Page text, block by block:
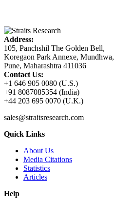
Address:
105, Panchshil The Golden Bell,
Koregaon Park Annexe, Mundhwa,
Pune, Maharashtra 411036
Contact Us:
+1 646 905 0080 (U.S.)
+91 8087085354 (India)
+44 203 695 0070 (U.K.)
sales@straitsresearch.com
Quick Links
About Us
Media Citations
Statistics
Articles
Help